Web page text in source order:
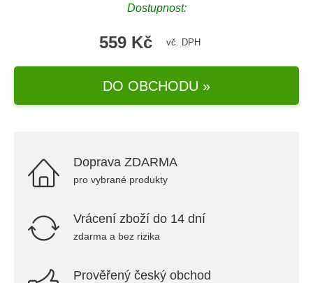
Dostupnost:
559 Kč vč. DPH
DO OBCHODU »
Doprava ZDARMA
pro vybrané produkty
Vrácení zboží do 14 dní
zdarma a bez rizika
Prověřený český obchod